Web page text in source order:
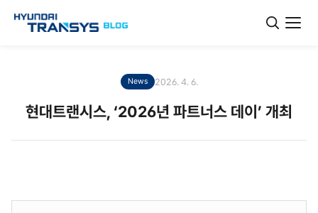
News 2026. 4. 6.
현대트랜시스, ‘2026년 파트너스 데이’ 개최